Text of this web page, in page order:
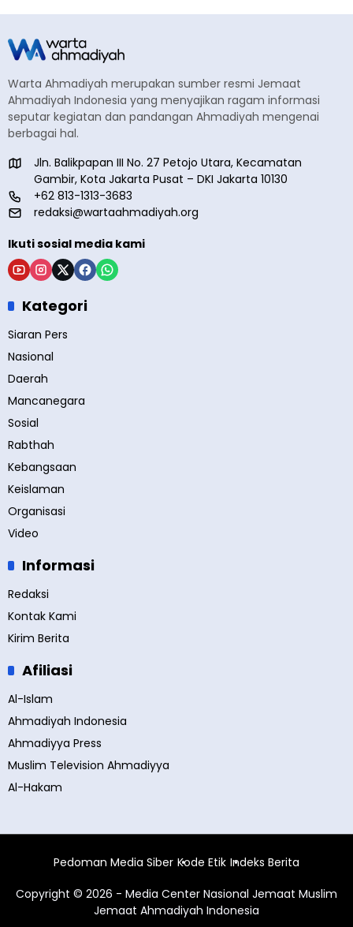
Warta Ahmadiyah merupakan sumber resmi Jemaat
Ahmadiyah Indonesia yang menyajikan ragam informasi
seputar kegiatan dan pandangan Ahmadiyah mengenai
berbagai hal.
Jln. Balikpapan III No. 27 Petojo Utara, Kecamatan
Gambir, Kota Jakarta Pusat – DKI Jakarta 10130
+62 813-1313-3683
redaksi@wartaahmadiyah.org
Ikuti sosial media kami
Kategori
Siaran Pers
Nasional
Daerah
Mancanegara
Sosial
Rabthah
Kebangsaan
Keislaman
Organisasi
Video
Informasi
Redaksi
Kontak Kami
Kirim Berita
Afiliasi
Al-Islam
Ahmadiyah Indonesia
Ahmadiyya Press
Muslim Television Ahmadiyya
Al-Hakam
Pedoman Media Siber Kode Etik Indeks Berita
Copyright © 2026 - Media Center Nasional Jemaat Muslim
Jemaat Ahmadiyah Indonesia